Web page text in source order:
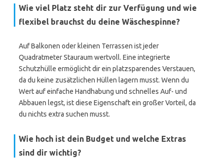
Wie viel Platz steht dir zur Verfügung und wie
flexibel brauchst du deine Wäschespinne?
Auf Balkonen oder kleinen Terrassen ist jeder
Quadratmeter Stauraum wertvoll. Eine integrierte
Schutzhülle ermöglicht dir ein platzsparendes Verstauen,
da du keine zusätzlichen Hüllen lagern musst. Wenn du
Wert auf einfache Handhabung und schnelles Auf- und
Abbauen legst, ist diese Eigenschaft ein großer Vorteil, da
du nichts extra suchen musst.
Wie hoch ist dein Budget und welche Extras
sind dir wichtig?